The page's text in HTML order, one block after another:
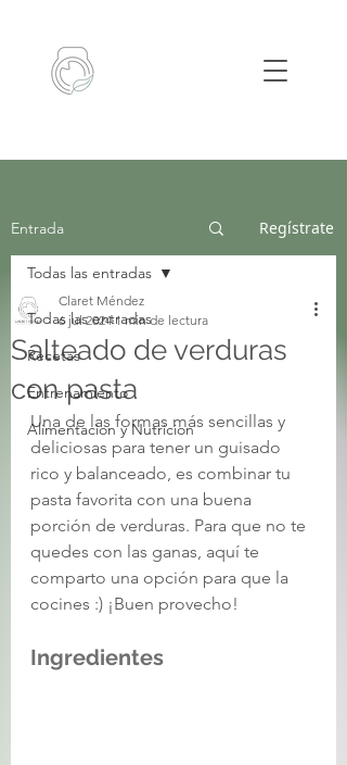
Entrada Regístrate
Todas las entradas
Recetas
Entrenamiento
Alimentacion y Nutricion
Todas las entradas
Salteado de verduras
con pasta
Claret Méndez
6 jul 2024 1 min de lectura
Una de las formas más sencillas y
deliciosas para tener un guisado
rico y balanceado, es combinar tu
pasta favorita con una buena
porción de verduras. Para que no te
quedes con las ganas, aquí te
comparto una opción para que la
cocines :) ¡Buen provecho!
Ingredientes